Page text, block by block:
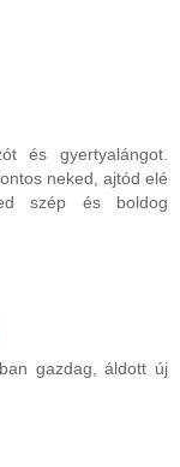
és gyertyalángot.
neked, ajtód elé
szép és boldog
gazdag, áldott új